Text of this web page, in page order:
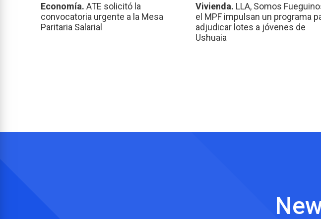
Economía. ATE solicitó la
convocatoria urgente a la Mesa
Paritaria Salarial
Vivienda. LLA, Somos
el MPF impulsan un programa
adjudicar lotes a jóvenes de
Ushuaia